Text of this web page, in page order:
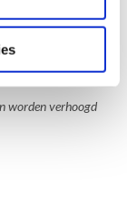
worden verhoogd
worden verhoogd